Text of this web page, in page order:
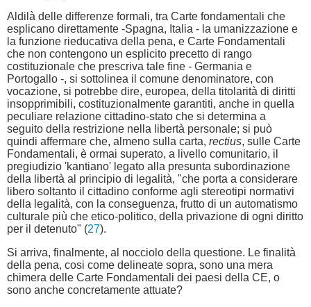
Aldilà delle differenze formali, tra Carte fondamentali che
esplicano direttamente -Spagna, Italia - la umanizzazione e
la funzione rieducativa della pena, e Carte Fondamentali
che non contengono un esplicito precetto di rango
costituzionale che prescriva tale fine - Germania e
Portogallo -, si sottolinea il comune denominatore, con
vocazione, si potrebbe dire, europea, della titolarità di diritti
insopprimibili, costituzionalmente garantiti, anche in quella
peculiare relazione cittadino-stato che si determina a
seguito della restrizione nella libertà personale; si può
quindi affermare che, almeno sulla carta, rectius, sulle Carte
Fondamentali, è ormai superato, a livello comunitario, il
pregiudizio 'kantiano' legato alla presunta subordinazione
della libertà al principio di legalità, "che porta a considerare
libero soltanto il cittadino conforme agli stereotipi normativi
della legalità, con la conseguenza, frutto di un automatismo
culturale più che etico-politico, della privazione di ogni diritto
per il detenuto" (27).
Si arriva, finalmente, al nocciolo della questione. Le finalità
della pena, cosi come delineate sopra, sono una mera
chimera delle Carte Fondamentali dei paesi della CE, o
sono anche concretamente attuate?